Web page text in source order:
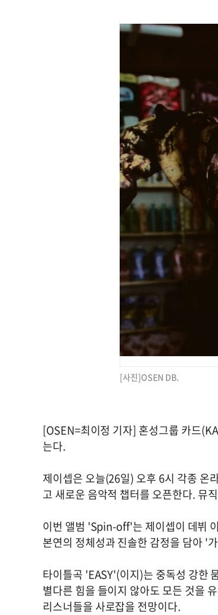
[사진]OSEN DB.
[OSEN=최이정 기자] 혼성그룹 카드
는다.
제이셉은 오늘(26일) 오후 6시 각종
고 새로운 음악적 챕터를 오픈한다. 뮤
이번 앨범 'Spin-off'는 제이셉이 데뷔
본연의 정체성과 진솔한 감정을 담아 '
타이틀곡 'EASY'(이지)는 중독성 강한
별다른 힘을 들이지 않아도 모든 것을
리스너들을 사로잡을 전망이다.